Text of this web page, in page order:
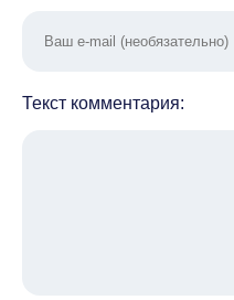
Текст комментария: